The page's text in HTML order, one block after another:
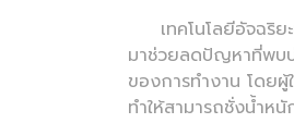
เทคโนโลยีอัจฉริยะ
มาช่วยลดปัญหาที่พบบ่
ของการทำงาน​ โดย
ทำให้สามารถชั่งน้ำห